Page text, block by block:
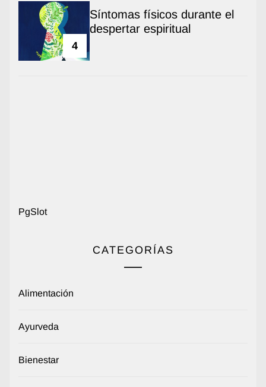
4
Síntomas físicos durante el
despertar espiritual
PgSlot
CATEGORÍAS
Alimentación
Ayurveda
Bienestar